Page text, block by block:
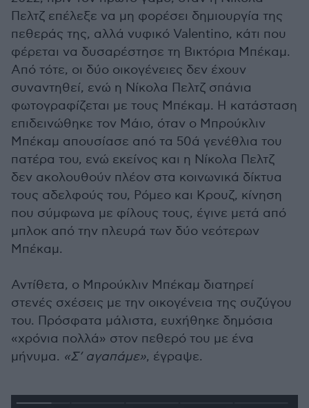
Πελτζ επέλεξε να μη φορέσει δημιουργία της
πεθεράς της, αλλά νυφικό Valentino, κάτι που
φέρεται να δυσαρέστησε τη Βικτόρια Μπέκαμ.
Από τότε, οι δύο οικογένειες δεν έχουν
συναντηθεί, ενώ η Νίκολα Πελτζ σπάνια
φωτογραφίζεται με τους Μπέκαμ. Η κατάσταση
επιδεινώθηκε τον Μάιο, όταν ο Μπρούκλιν
Μπέκαμ απουσίασε από τα 50ά γενέθλια του
πατέρα του, ενώ εκείνος και η Νίκολα Πελτζ
δεν ακολουθούν πλέον στα κοινωνικά δίκτυα
τους αδελφούς του, Ρόμεο και Κρουζ, κίνηση
που σύμφωνα με φίλους τους, έγινε μετά από
μπλοκ από την πλευρά των δύο νεότερων
Μπέκαμ.
Αντίθετα, ο Μπρούκλιν Μπέκαμ διατηρεί
στενές σχέσεις με την οικογένεια της συζύγου
του. Πρόσφατα μάλιστα, ευχήθηκε δημόσια
«χρόνια πολλά» στον πεθερό του με ένα
μήνυμα. «Σ’ αγαπάμε», έγραψε.